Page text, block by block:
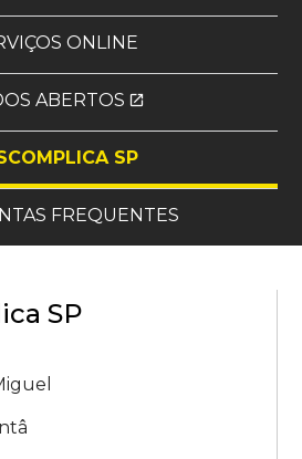
ONLINE
ABERTOS
(SITE EXTERNO)
open_in_new
SP
FREQUENTES
SP